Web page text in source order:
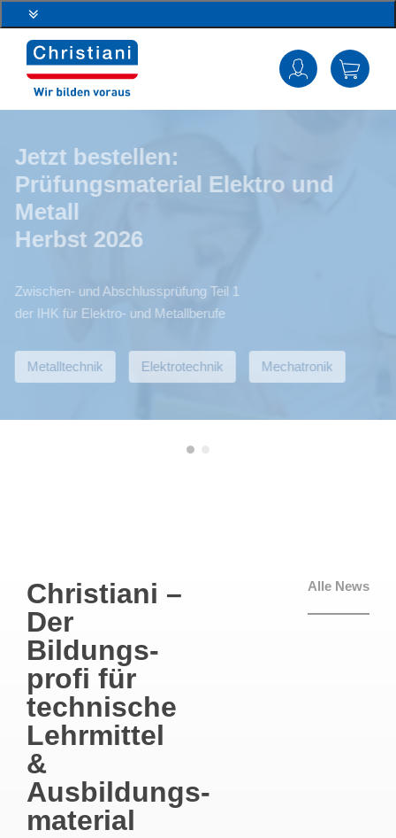
Jetzt bestellen:
Prüfungsmaterial Elektro und
Metall
Herbst 2026
Zwischen- und Abschlussprüfung Teil 1
der IHK für Elektro- und Metallberufe
Metalltechnik Elektrotechnik Mechatronik
Christiani –
Der
Bildungs­
profi für
technische
Lehrmittel
&
Ausbildungs­
material
Alle News